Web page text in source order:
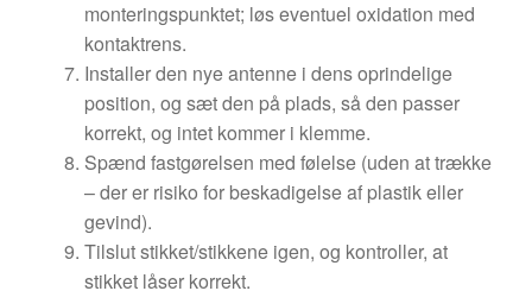
monteringspunktet; løs eventuel oxidation med
kontaktrens.
Installer den nye antenne i dens oprindelige
position, og sæt den på plads, så den passer
korrekt, og intet kommer i klemme.
Spænd fastgørelsen med følelse (uden at trække
– der er risiko for beskadigelse af plastik eller
gevind).
Tilslut stikket/stikkene igen, og kontroller, at
stikket låser korrekt.